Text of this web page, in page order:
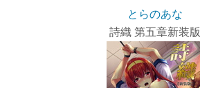
とらのあな
詩織 第五章新装版